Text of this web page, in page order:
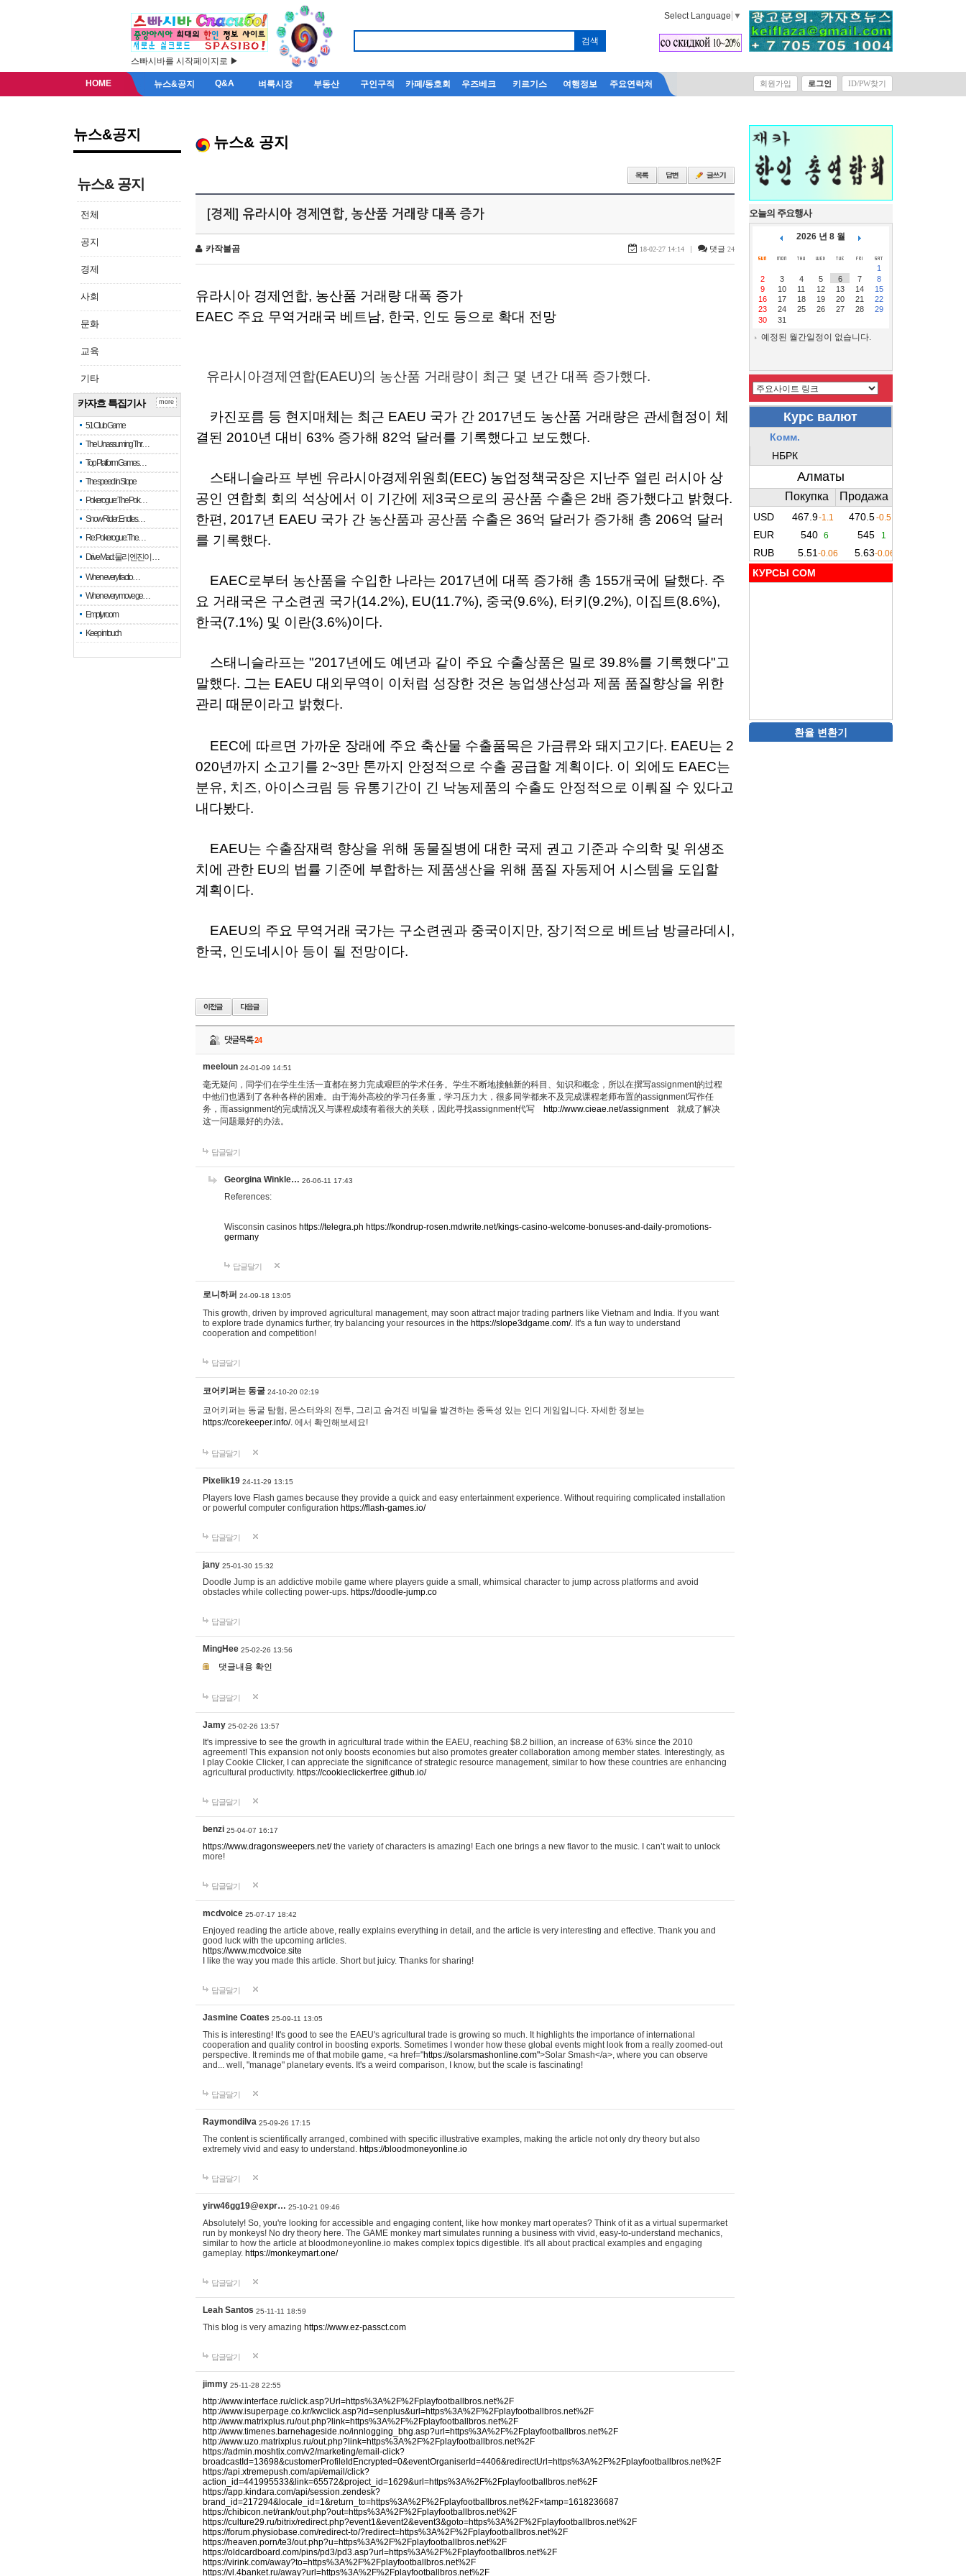
스빠시바를 시작페이지로 ▶
Select Language ▼
HOME 뉴스&공지 Q&A 벼룩시장 부동산 구인구직 카페/동호회 우즈베크 키르기스 여행정보 주요연락처 회원가입 로그인 ID/PW찾기
뉴스&공지
뉴스& 공지
전체
공지
경제
사회
문화
교육
기타
카자흐 특집기사
51 Club Game
The Unassuming Thr…
Top Platform Games…
The speed in Slope
Pokerogue: The Pok…
Snow Rider: Endles…
Re: Pokerogue: The…
Drive Mad: 물리 엔진이 …
When every fractio…
When every move ge…
Empty room
Keep in touch
more
뉴스& 공지
[경제] 유라시아 경제연합, 농산품 거래량 대폭 증가
카작불곰 18-02-27 14:14 | 댓글 24
유라시아 경제연합, 농산품 거래량 대폭 증가
EAEC 주요 무역거래국 베트남, 한국, 인도 등으로 확대 전망
유라시아경제연합(EAEU)의 농산품 거래량이 최근 몇 년간 대폭 증가했다.
카진포름 등 현지매체는 최근 EAEU 국가 간 2017년도 농산품 거래량은 관세협정이
체
결된 2010년 대비 63% 증가해 82억 달러를 기록했다고 보도했다.
스태니슬라프 부벤 유라시아경제위원회 (EEC) 농업정책국장은 지난주 열린 러시아 상
공인 연합회 회의 석상에서 이 기간에 제 3국으로의 공산품 수출은 2배 증가했다고 밝혔다.
한편 , 2017년 EAEU 국가 간 농산품과 공산품 수출은 36억 달러가 증가해 총 206억 달러
를 기록했다.
EAEC로부터 농산품을 수입한 나라는 2017년에 대폭 증가해 총 155개국에 달했다. 주
요 거래국은 구소련권 국가(14.2%), EU(11.7%), 중국(9.6%), 터키 (9.2%), 이집트(8.6%),
한국(7.1%) 및 이란(3.6%)이다.
스태니슬라프는 "2017년에도 예년과 같이 주요 수출상품은 밀로 39.8%를 기록했다"고
말했다. 그는 EAEU 대외무역이 이처럼 성장한 것은 농업생산성과 제품 품질향상을 위한
관리 때문이라고 밝혔다.
EEC에 따르면 가까운 장래에 주요 축산물 수출품목은 가금류와 돼지고기다. EAEU는 2
020년까지 소고기를 2~3만 톤까지 안정적으로 수출 공급할 계획이다. 이 외에도 EAEC는
분유, 치즈, 아이스크림 등 유통기간이 긴 낙농제품의 수출도 안정적으로 이뤄질 수 있다고
내다봤다.
EAEU는 수출잠재력 향상을 위해 동물질병에 대한 국제 권고 기준과 수의학 및 위생조
치에 관한 EU의 법률 기준에 부합하는 제품생산을 위해 품질 자동제어 시스템을 도입할
계획이다.
EAEU의 주요 무역거래 국가는 구소련권과 중국이지만, 장기적으로 베트남 방글라데시 ,
한국, 인도네시아 등이 될 전망이다.
댓글목록24
meeloun 24-01-09 14:51
毫无疑问，同学们在学生生活一直都在努力完成艰巨的学术任务。学生不断地接触新的科目、知识和概念，所以在撰写assignment的过程
中他们也遇到了各种各样的困难。由于海外高校的学习任务重，学习压力大，很多同学都来不及完成课程老师布置的assignment写作任
务，而assignment的完成情况又与课程成绩有着很大的关联，因此寻找assignment代写 http://www.cieae.net/assignment就成了解决
这一问题最好的办法。
답글달기
Georgina Winkle… 26-06-11 17:43
References:
Wisconsin casinos https://telegra.ph https://kondrup-rosen.mdwrite.net/kings-casino-welcome-bonuses-and-daily-promotions-
germany
답글달기
로니하퍼 24-09-18 13:05
This growth, driven by improved agricultural management, may soon attract major trading partners like Vietnam and India. If you want
to explore trade dynamics further, try balancing your resources in the https://slope3dgame.com/. It's a fun way to understand
cooperation and competition!
답글달기
코어키퍼는 동굴 24-10-20 02:19
코어키퍼는 동굴 탐험, 몬스터와의 전투, 그리고 숨겨진 비밀을 발견하는 중독성 있는 인디 게임입니다. 자세한 정보는
https://corekeeper.info/. 에서 확인해보세요!
답글달기
Pixelik19 24-11-29 13:15
Players love Flash games because they provide a quick and easy entertainment experience. Without requiring complicated installation
or powerful computer configuration https://flash-games.io/
답글달기
jany 25-01-30 15:32
Doodle Jump is an addictive mobile game where players guide a small, whimsical character to jump across platforms and avoid
obstacles while collecting power-ups. https://doodle-jump.co
답글달기
MingHee 25-02-26 13:56
댓글내용 확인
답글달기
Jamy 25-02-26 13:57
It's impressive to see the growth in agricultural trade within the EAEU, reaching $8.2 billion, an increase of 63% since the 2010
agreement! This expansion not only boosts economies but also promotes greater collaboration among member states. Interestingly, as
I play Cookie Clicker, I can appreciate the significance of strategic resource management, similar to how these countries are enhancing
agricultural productivity. https://cookieclickerfree.github.io/
답글달기
benzi 25-04-07 16:17
https://www.dragonsweepers.net/the variety of characters is amazing! Each one brings a new flavor to the music. I can’t wait to unlock
more!
답글달기
mcdvoice 25-07-17 18:42
Enjoyed reading the article above, really explains everything in detail, and the article is very interesting and effective. Thank you and
good luck with the upcoming articles.
https://www.mcdvoice.site
I like the way you made this article. Short but juicy. Thanks for sharing!
답글달기
Jasmine Coates 25-09-11 13:05
This is interesting! It's good to see the EAEU's agricultural trade is growing so much. It highlights the importance of international
cooperation and quality control in boosting exports. Sometimes I wonder how these global events might look from a really zoomed-out
perspective. It reminds me of that mobile game, <a href="https://solarsmashonline.com">Solar Smash</a>, where you can observe
and... well, "manage" planetary events. It's a weird comparison, I know, but the scale is fascinating!
답글달기
Raymondilva 25-09-26 17:15
The content is scientifically arranged, combined with specific illustrative examples, making the article not only dry theory but also
extremely vivid and easy to understand. https://bloodmoneyonline.io
답글달기
yirw46gg19@expr… 25-10-21 09:46
Absolutely! So, you're looking for accessible and engaging content, like how monkey mart operates? Think of it as a virtual supermarket
run by monkeys! No dry theory here. The GAME monkey mart simulates running a business with vivid, easy-to-understand mechanics,
similar to how the article at bloodmoneyonline.io makes complex topics digestible. It's all about practical examples and engaging
gameplay. https://monkeymart.one/
답글달기
Leah Santos 25-11-11 18:59
This blog is very amazing https://www.ez-passct.com
답글달기
jimmy 25-11-28 22:55
http://www.interface.ru/click.asp?Url=https%3A%2F%2Fplayfootballbros.net%2F
http://www.isuperpage.co.kr/kwclick.asp?id=senplus&url=https%3A%2F%2Fplayfootballbros.net%2F
http://www.matrixplus.ru/out.php?link=https%3A%2F%2Fplayfootballbros.net%2F
http://www.timenes.barnehageside.no/innlogging_bhg.asp?url=https%3A%2F%2Fplayfootballbros.net%2F
http://www.uzo.matrixplus.ru/out.php?link=https%3A%2F%2Fplayfootballbros.net%2F
https://admin.moshtix.com/v2/marketing/email-click?
broadcastId=13698&customerProfileIdEncrypted=0&eventOrganiserId=4406&redirectUrl=https%3A%2F%2Fplayfootballbros.net%2F
https://api.xtremepush.com/api/email/click?
action_id=441995533&link=65572&project_id=1629&url=https%3A%2F%2Fplayfootballbros.net%2F
https://app.kindara.com/api/session.zendesk?
brand_id=217294&locale_id=1&return_to=https%3A%2F%2Fplayfootballbros.net%2F×tamp=1618236687
https://chibicon.net/rank/out.php?out=https%3A%2F%2Fplayfootballbros.net%2F
https://culture29.ru/bitrix/redirect.php?event1&event2&event3&goto=https%3A%2F%2Fplayfootballbros.net%2F
https://forum.physiobase.com/redirect-to/?redirect=https%3A%2F%2Fplayfootballbros.net%2F
https://heaven.porn/te3/out.php?u=https%3A%2F%2Fplayfootballbros.net%2F
https://oldcardboard.com/pins/pd3/pd3.asp?url=https%3A%2F%2Fplayfootballbros.net%2F
https://virink.com/away?to=https%3A%2F%2Fplayfootballbros.net%2F
https://vl.4banket.ru/away?url=https%3A%2F%2Fplayfootballbros.net%2F
오늘의 주요행사
2026 년 8 월
1
2
3 4 5 6 7
8
9
10 11 12 13 14
15
16
17 18 19 20 21
22
23
24 25 26 27 28
29
30
31
예정된 월간일정이 없습니다.
КУРСЫ COM
환율 변환기